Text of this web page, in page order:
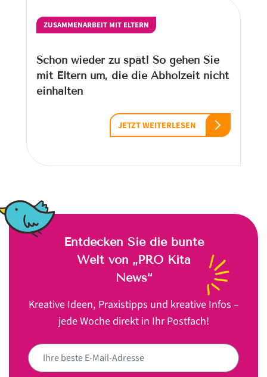
ZUSAMMENARBEIT MIT ELTERN
Schon wieder zu spät! So gehen Sie
mit Eltern um, die die Abholzeit nicht
einhalten
JETZT WEITERLESEN
Entdecken Sie die bunte
Welt von „PRO Kita
News“
Kreative Ideen, Praxistipps und kreative Infos –
jede Woche direkt in Ihr Postfach!